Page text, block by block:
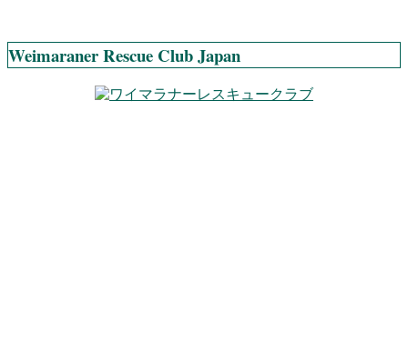
Weimaraner Rescue Club Japan